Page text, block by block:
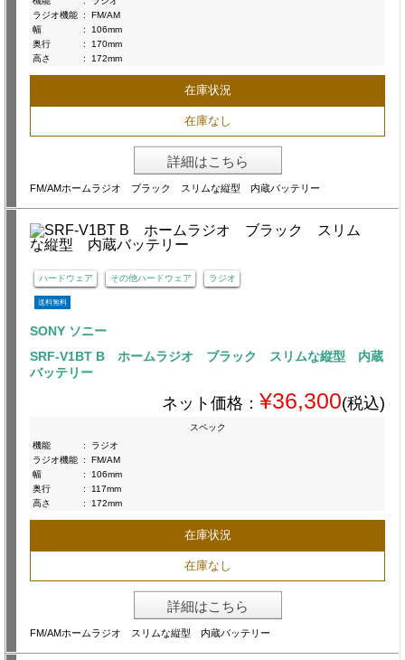
ラジオ機能 :
FM/AM
幅
:
106mm
奥行
:
170mm
高さ
: 172mm
在庫状況
在庫なし
詳細はこちら
FM/AMホームラジオ ブラック スリムな縦型 内蔵バッテリー
ハードウェア その他ハードウェア ラジオ
送料無料
SONY ソニー
SRF-V1BT B ホームラジオ ブラック スリムな縦型 内蔵
バッテリー
ネット価格： ¥36,300(税込)
スペック
機能
:
ラジオ
ラジオ機能 :
FM/AM
幅
:
106mm
奥行
:
117mm
高さ
: 172mm
在庫状況
在庫なし
詳細はこちら
FM/AMホームラジオ スリムな縦型 内蔵バッテリー